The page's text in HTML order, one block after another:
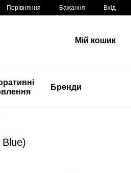
Порівняння Бажання Вхід
Мій кошик
Бренди